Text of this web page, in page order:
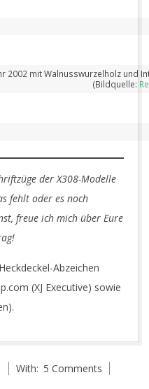
2002 mit Walnusswurzelholz und
(Bildquelle:
der X308-Modelle
fehlt oder es noch
freue ich mich über Eure
Abzeichen
(XJ Executive) sowie
With: 5 Comments